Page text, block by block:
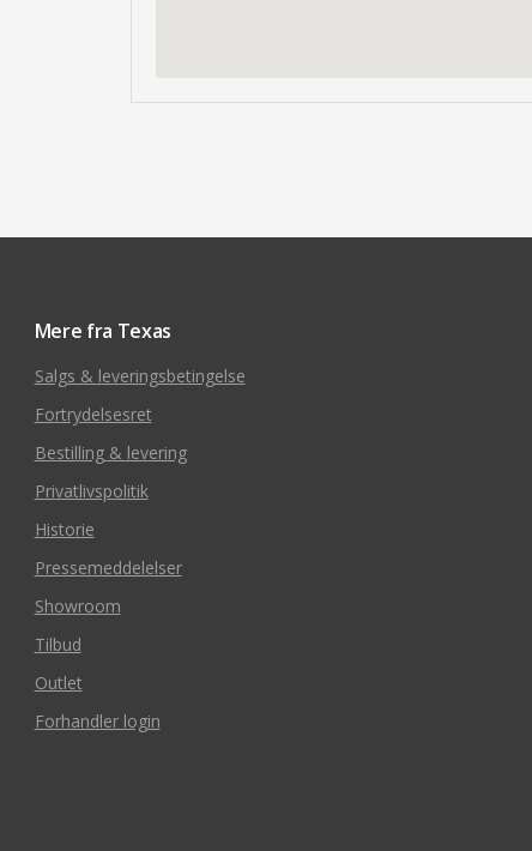
Mere fra Texas
Salgs & leveringsbetingelse
Fortrydelsesret
Bestilling & levering
Privatlivspolitik
Historie
Pressemeddelelser
Showroom
Tilbud
Outlet
Forhandler login